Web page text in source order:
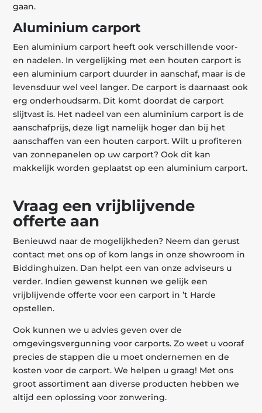
gaan.
Aluminium carport
Een aluminium carport heeft ook verschillende voor-
en nadelen. In vergelijking met een houten carport is
een aluminium carport duurder in aanschaf, maar is de
levensduur wel veel langer. De carport is daarnaast ook
erg onderhoudsarm. Dit komt doordat de carport
slijtvast is. Het nadeel van een aluminium carport is de
aanschafprijs, deze ligt namelijk hoger dan bij het
aanschaffen van een houten carport. Wilt u profiteren
van zonnepanelen op uw carport? Ook dit kan
makkelijk worden geplaatst op een aluminium carport.
Vraag een vrijblijvende
offerte aan
Benieuwd naar de mogelijkheden? Neem dan gerust
contact met ons op of kom langs in onze showroom in
Biddinghuizen. Dan helpt een van onze adviseurs u
verder. Indien gewenst kunnen we gelijk een
vrijblijvende offerte voor een carport in ’t Harde
opstellen.
Ook kunnen we u advies geven over de
omgevingsvergunning voor carports. Zo weet u vooraf
precies de stappen die u moet ondernemen en de
kosten voor de carport. We helpen u graag! Met ons
groot assortiment aan diverse producten hebben we
altijd een oplossing voor zonwering.